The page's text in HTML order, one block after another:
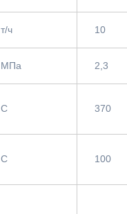
т/ч 10
МПа 2,3
С 370
С 100